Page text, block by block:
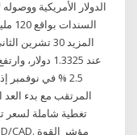
الدولار الأمريكية
2.5 % في نوفمبر
المرتقب مع بدء العد
تغطية شاملة لسعر